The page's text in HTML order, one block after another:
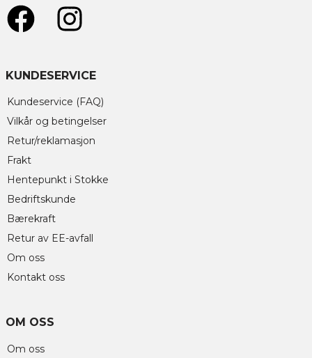
KUNDESERVICE
Kundeservice (FAQ)
Vilkår og betingelser
Retur/reklamasjon
Frakt
Hentepunkt i Stokke
Bedriftskunde
Bærekraft
Retur av EE-avfall
Om oss
Kontakt oss
OM OSS
Om oss